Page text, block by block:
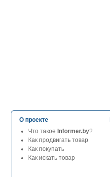
О проекте
Что такое Informer.by?
Как продвигать товар
Как покупать
Как искать товар